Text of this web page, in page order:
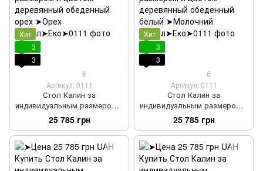
Хит
3
3
6
Артикул: 0111
Стол Калин за
индивидуальным размером и
цветом деревянный
обеденный орех
25 785 грн
Хит
3
3
6
Артикул: 0111
Стол Калин за
индивидуальным размером и
цветом деревянный
обеденный белый
25 785 грн